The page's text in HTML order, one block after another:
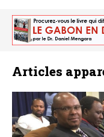
Articles